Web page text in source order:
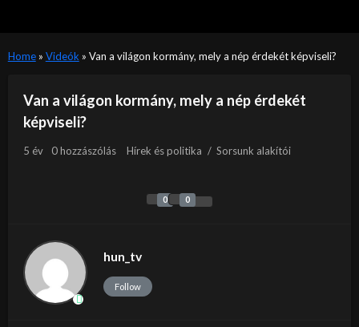
Home» Videók » Van a világon kormány, mely a nép érdekét képviseli?
Van a világon kormány, mely a nép érdekét
képviseli?
5 év 0 hozzászólás Hírek és politika / Sorsunk alakítói
0 0
hun_tv
Follow